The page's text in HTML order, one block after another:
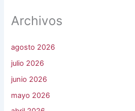
Archivos
agosto 2026
julio 2026
junio 2026
mayo 2026